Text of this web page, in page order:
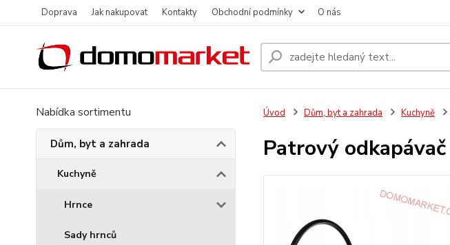
Doprava Jak nakupovat Kontakty Obchodní podmínky O nás
Nabídka sortimentu
Dům, byt a zahrada
Kuchyně
Hrnce
Sady hrnců
Úvod Dům, byt a zahrada Kuchyně
Patrový